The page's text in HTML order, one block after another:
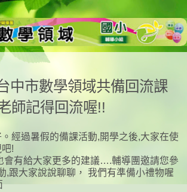
中市數學領域共備回流課
師記得回流喔!!
經過暑假的備課活動,開學之後,大家在使
!
會有給大家更多的建議….輔導團邀請您參
,跟大家說說聊聊， 我們有準備小禮物喔